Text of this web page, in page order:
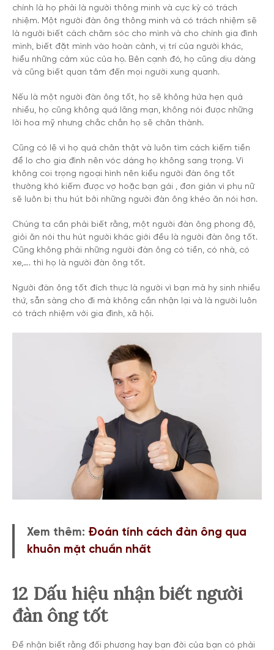
chính là họ phải là người thông minh và cực kỳ có trách
nhiệm. Một người đàn ông thông minh và có trách nhiệm sẽ
là người biết cách chăm sóc cho mình và cho chính gia đình
mình, biết đặt mình vào hoàn cảnh, vị trí của người khác,
hiểu những cảm xúc của họ. Bên cạnh đó, họ cũng dịu dàng
và cũng biết quan tâm đến mọi người xung quanh.
Nếu là một người đàn ông tốt, họ sẽ không hứa hẹn quá
nhiều, họ cũng không quá lãng mạn, không nói được những
lời hoa mỹ nhưng chắc chắn họ sẽ chân thành.
Cũng có lẽ vì họ quá chân thật và luôn tìm cách kiếm tiền
để lo cho gia đình nên vóc dáng họ không sang trọng. Vì
không coi trọng ngoại hình nên kiểu người đàn ông tốt
thường khó kiếm được vợ hoặc bạn gái , đơn giản vì phụ nữ
sẽ luôn bị thu hút bởi những người đàn ông khéo ăn nói hơn.
Chúng ta cần phải biết rằng, một người đàn ông phong độ,
giỏi ăn nói thu hút người khác giới đều là người đàn ông tốt.
Cũng không phải những người đàn ông có tiền, có nhà, có
xe,…. thì họ là người đàn ông tốt.
Người đàn ông tốt đích thực là người vì bạn mà hy sinh nhiều
thứ, sẵn sàng cho đi mà không cần nhận lại và là người luôn
có trách nhiệm với gia đình, xã hội.
Xem thêm: Đoán tính cách đàn ông qua
khuôn mặt chuẩn nhất
12 Dấu hiệu nhận biết người
đàn ông tốt
Để nhận biết rằng đối phương hay bạn đời của bạn có phải